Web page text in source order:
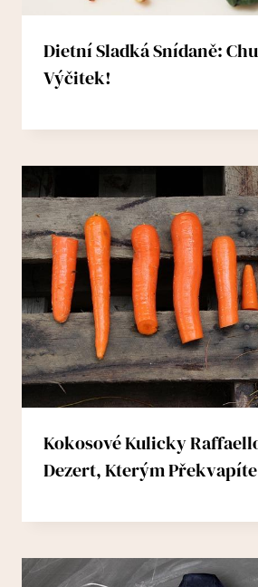
Dietní Sladká Snídaně:
Výčitek!
Kokosové Kulicky
Dezert, Kterým